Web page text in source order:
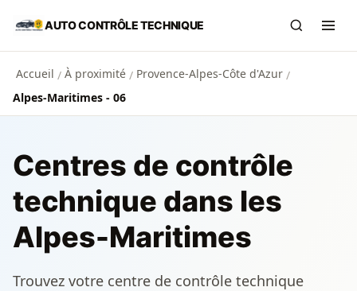
Aller au contenu principal
AUTO CONTRÔLE TECHNIQUE
Accueil / À proximité / Provence-Alpes-Côte d'Azur /
Alpes-Maritimes - 06
Centres de contrôle
technique dans les
Alpes-Maritimes
Trouvez votre centre de contrôle technique